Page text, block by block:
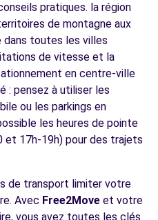
pratiques. la région
de montagne aux
dans toutes les villes
de vitesse et la
en centre-ville
: pensez à utiliser les
ou les parkings en
les heures de pointe
et 17h-19h) pour des trajets
de transport limiter votre
Avec Free2Move et votre
vous avez toutes les clés